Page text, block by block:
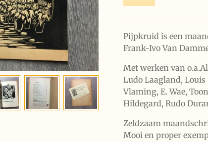
Pijpkruid is een
Frank-Ivo Van
Met werken van
Ludo Laagland, Louis
Vlaming, E. Wae,
Hildegard, Rudo
Zeldzaam
Mooi en proper